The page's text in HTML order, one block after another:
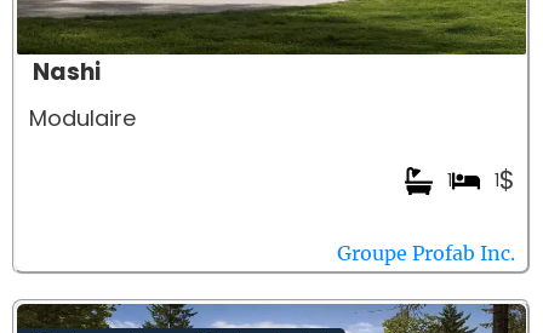
Nashi
Modulaire
$
1
1
Groupe Profab Inc.